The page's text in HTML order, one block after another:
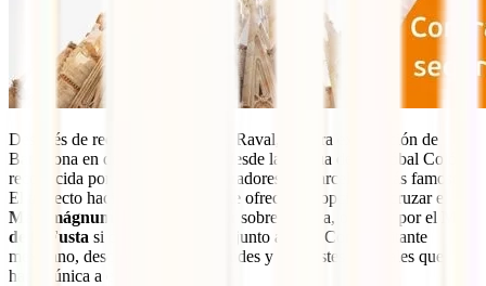
Después de recorrer el barrio del Raval, nuestra exploración de
Barcelona en dos días continúa desde la estatua de Cristóbal Colón,
reconocida por ser uno de los miradores de Barcelona más famosos.
El trayecto hacia la Barceloneta te ofrece dos opciones: cruzar el
Maremágnum
si deseas caminar sobre el agua, o seguir por el
de la Fusta si optas por el paseo junto al mar. Como visitante
mexicano, descubrirás las similitudes y contrastes culturales que
hacen única a esta ciudad.